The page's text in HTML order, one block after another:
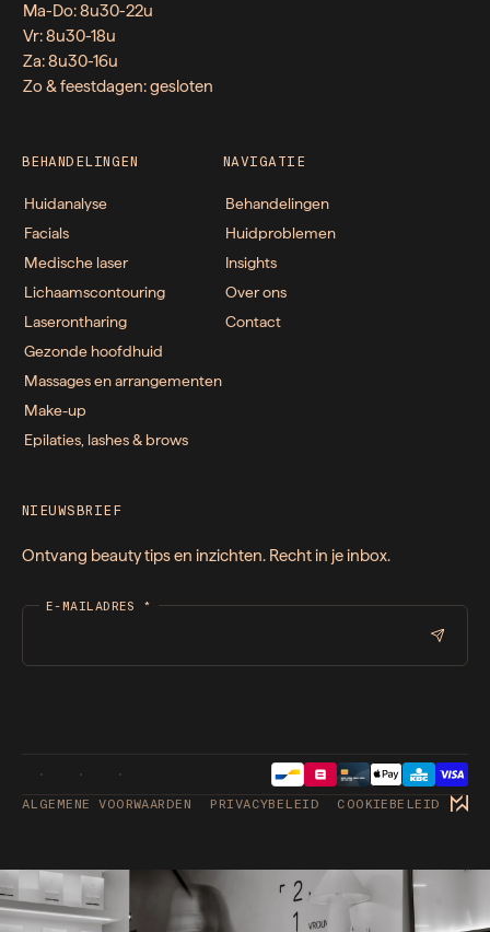
Ma-Do: 8u30-22u
Vr: 8u30-18u
Za: 8u30-16u
Zo & feestdagen: gesloten
BEHANDELINGEN
Huidanalyse
Facials
Medische laser
Lichaamscontouring
Laserontharing
Gezonde hoofdhuid
Massages en arrangementen
Make-up
Epilaties, lashes & brows
NAVIGATIE
Behandelingen
Huidproblemen
Insights
Over ons
Contact
NIEUWSBRIEF
Ontvang beauty tips en inzichten. Recht in je inbox.
E-MAILADRES *
ALGEMENE VOORWAARDEN PRIVACYBELEID COOKIEBELEID